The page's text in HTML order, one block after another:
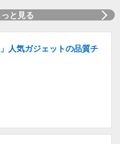
と見る
人気ガジェットの品質チ